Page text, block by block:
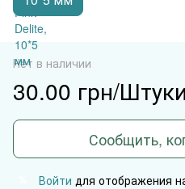
Нет в наличии
30.00 грн/Штуки
Сообщить,
Войти для отображения